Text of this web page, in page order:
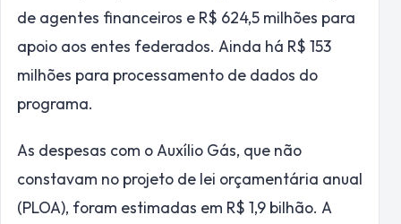
de agentes financeiros e R$ 624,5 milhões para
apoio aos entes federados. Ainda há R$ 153
milhões para processamento de dados do
programa.
As despesas com o Auxílio Gás, que não
constavam no projeto de lei orçamentária anual
(PLOA), foram estimadas em R$ 1,9 bilhão. A